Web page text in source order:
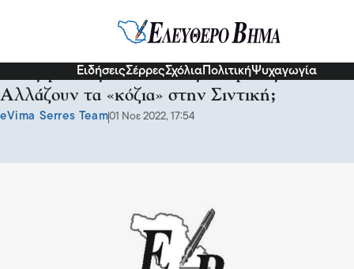
ΕιδήσειςΣέρρεςΣχόλια ΠολιτικήΨυχαγωγία
Ανεξάρτητος ο Ευστάθιος Ζαπρίδης:
Αλλάζουν τα «κόζια» στην Σιντική;
eVima Serres Team01 Νοε 2022, 17:54